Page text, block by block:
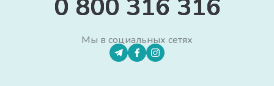
0 800 316 316
Мы в социальных сетях